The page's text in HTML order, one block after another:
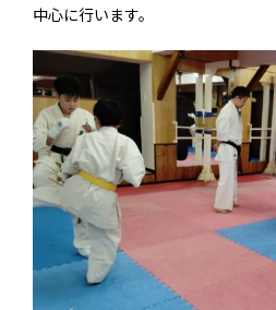
中心に行います。